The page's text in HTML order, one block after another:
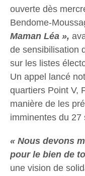
ouverte dès
Bendome-
Maman Léa »,
de sensibilisation
sur les listes
Un appel lancé
quartiers Point V,
manière de les
imminentes du 27
« Nous devons
pour le bien de
une vision de